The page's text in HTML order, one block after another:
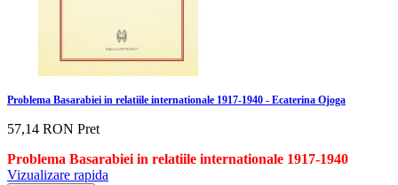
Problema Basarabiei in relatiile internationale 1917-1940 - Ecaterina Ojoga
57,14 RON Pret
Problema Basarabiei in relatiile internationale 1917-1940
Vizualizare rapida